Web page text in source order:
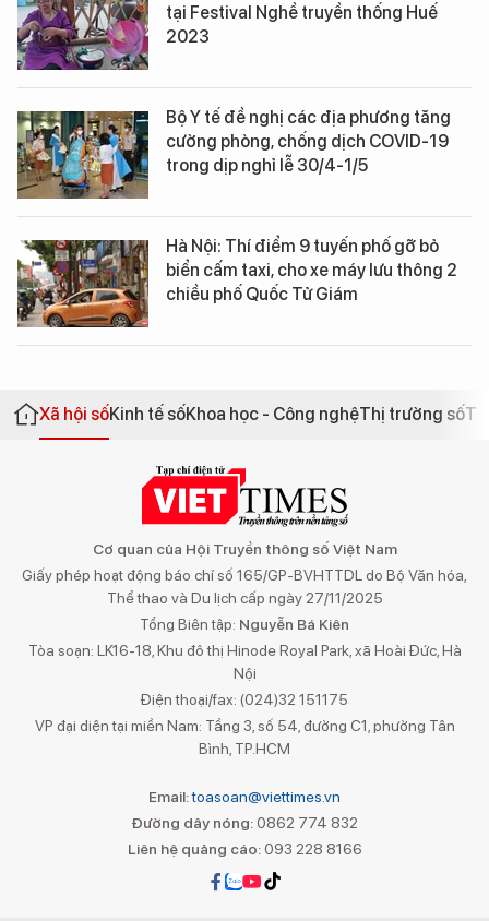
tại Festival Nghề truyền thống Huế
2023
Bộ Y tế đề nghị các địa phương tăng
cường phòng, chống dịch COVID-19
trong dịp nghỉ lễ 30/4-1/5
Hà Nội: Thí điểm 9 tuyến phố gỡ bỏ
biển cấm taxi, cho xe máy lưu thông 2
chiều phố Quốc Tử Giám
Xã hội sốKinh tế sốKhoa học - Công nghệThị trường số
Cơ quan của Hội Truyền thông số Việt Nam
Giấy phép hoạt động báo chí số 165/GP-BVHTTDL do Bộ Văn hóa,
Thể thao và Du lịch cấp ngày 27/11/2025
Tổng Biên tập: Nguyễn Bá Kiên
Tòa soạn: LK16-18, Khu đô thị Hinode Royal Park, xã Hoài Đức, Hà
Nội
Điện thoại/fax: (024)32 151175
VP đại diện tại miền Nam: Tầng 3, số 54, đường C1, phường Tân
Bình, TP.HCM
Email:toasoan@viettimes.vn
Đường dây nóng: 0862 774 832
Liên hệ quảng cáo:093 228 8166